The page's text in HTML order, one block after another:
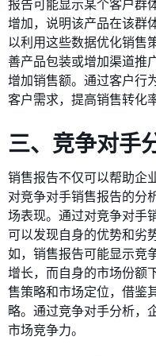
报告可能显示某个客户群
增加，说明该产品在该群
以利用这些数据优化销售
善产品包装或增加渠道推
增加销售额。通过客户行
客户需求，提高销售转化
三、竞争对手
销售报告不仅可以帮助企
对竞争对手销售报告的分
场表现。通过对竞争对手
可以发现自身的优势和劣
如，销售报告可能显示竞
增长，而自身的市场份额
售策略和市场定位，借鉴
略。通过竞争对手分析，
市场竞争力。